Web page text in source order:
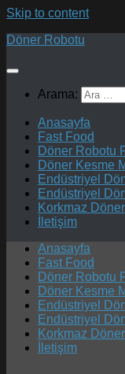
Skip to content
Döner Robotu
Arama:
Anasayfa
Fast Food
Döner Robotu
Döner Kesme
Endüstriyel
Endüstriyel
Korkmaz
İletişim
Anasayfa
Fast Food
Döner Robotu
Döner Kesme
Endüstriyel
Endüstriyel
Korkmaz
İletişim